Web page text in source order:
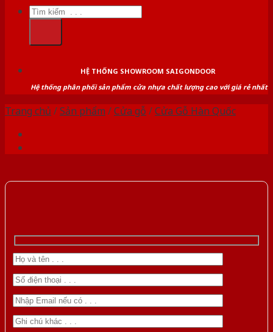
Tìm
kiếm:
HỆ THỐNG SHOWROOM SAIGONDOOR
Hệ thống phân phối sản phẩm cửa nhựa chất lượng cao với giá rẻ nhất
Trang chủ /Sản phẩm /Cửa gỗ /Cửa Gỗ Hàn Quốc